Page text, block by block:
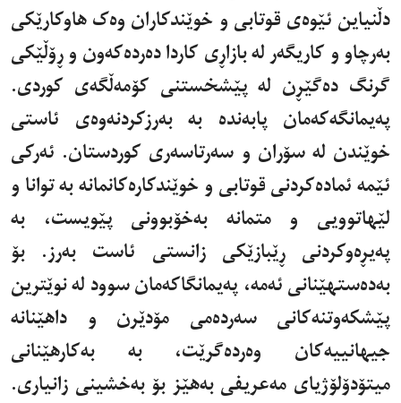
دڵنیاین ئێوەی قوتابی و خوێندکاران وەک هاوکارێکی
بەرچاو و کاریگەر لە بازاڕی کاردا دەردەکەون و ڕۆڵێکی
گرنگ دەگێڕن لە پێشخستنی کۆمەڵگەی کوردی.
پەیمانگەکەمان پابەندە بە بەرزکردنەوەی ئاستی
خوێندن لە سۆران و سەرتاسەری کوردستان. ئەرکی
ئێمە ئمادەکردنی قوتابی و خوێندکارەکانمانە بە توانا و
لێهاتوویی و متمانە بەخۆبوونی پێویست، بە
پەیڕەوکردنی ڕێبازێکی زانستی ئاست بەرز. بۆ
بەدەستهێنانی ئەمە، پەیمانگاکەمان سوود لە نوێترین
پێشکەوتنەکانی سەردەمی مۆدێرن و داهێنانە
جیهانییەکان وەردەگرێت، بە بەکارهێنانی
میتۆدۆلۆژیای مەعریفی بەهێز بۆ بەخشینی زانیاری.